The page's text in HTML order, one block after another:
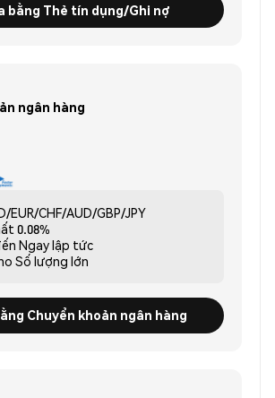
bằng Thẻ tín dụng/Ghi nợ
ngân hàng
EUR/CHF/AUD/GBP/JPY
0.08%
Ngay lập tức
Số lượng lớn
Chuyển khoản ngân hàng